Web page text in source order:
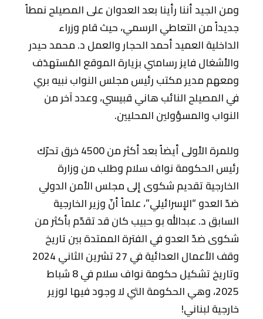
ومن الجيد أننا رأينا بعد العدوان على المصيلح نمطاً
جديداً من التعاطي الرسمي، حيث قام وزراء
الداخلية العميد أحمد الحجار والعمل د. محمد حيدر
والأشغال فايز رسامني بزيارة الموقع المُستهدَف
ومعهم مدير مكتب رئيس مجلس النواب نبيه بري
في المصيلح النائب هاني قبيسي، وعدد آخر من
النواب والمسؤولين المحليين.
وللمرة الأولى أيضاً بعد أكثر من 4500 خرق تحرّك
رئيس الحكومة نواف سلام وطلب من وزارة
الخارجية تقديم شكوى إلى مجلس الأمن الدولي
ضدّ العدو “الإسرائيلي”، علماً أنّ وزير الخارجية
السابق د. عبدالله بو حبيب كان قد تقدّم بأكثر من
شكوى ضدّ العدو في الفترة الممتدة بين تاريخ
وقف الأعمال العدائية في 27 تشرين الثاني 2024
وتاريخ تشكيل حكومة نواف سلام في 8 شباط
2025، وهي الحكومة التي لا وجود فيها لوزير
خارجية لبناني!